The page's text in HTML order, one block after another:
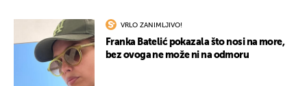
VRLO ZANIMLJIVO!
Franka Batelić pokazala što nosi na more,
bez ovoga ne može ni na odmoru